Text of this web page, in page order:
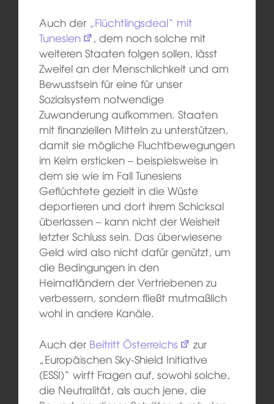
Auch der „Flüchtlingsdeal“ mit
Tunesien
, dem noch solche mit
weiteren Staaten folgen sollen, lässt
Zweifel an der Menschlichkeit und am
Bewusstsein für eine für unser
Sozialsystem notwendige
Zuwanderung aufkommen. Staaten
mit finanziellen Mitteln zu unterstützen,
damit sie mögliche Fluchtbewegungen
im Keim ersticken – beispielsweise in
dem sie wie im Fall Tunesiens
Geflüchtete gezielt in die Wüste
deportieren und dort ihrem Schicksal
überlassen – kann nicht der Weisheit
letzter Schluss sein. Das überwiesene
Geld wird also nicht dafür genützt, um
die Bedingungen in den
Heimatländern der Vertriebenen zu
verbessern, sondern fließt mutmaßlich
wohl in andere Kanäle.
Auch der Beitritt Österreichs
zur
„Europäischen Sky-Shield Initiative
(ESSI)“ wirft Fragen auf, sowohl solche,
die Neutralität, als auch jene, die